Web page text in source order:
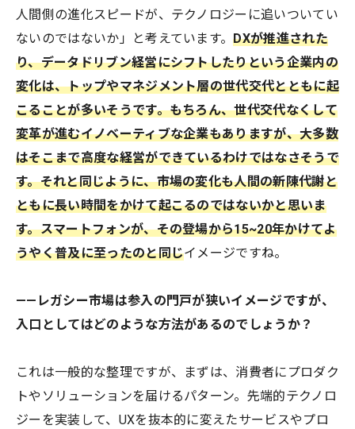
人間側の進化スピードが、テクノロジーに追いついてい
ないのではないか」と考えています。DXが推進された
り、データドリブン経営にシフトしたりという企業内の
変化は、トップやマネジメント層の世代交代とともに起
こることが多いそうです。もちろん、世代交代なくして
変革が進むイノベーティブな企業もありますが、大多数
はそこまで高度な経営ができているわけではなさそうで
す。それと同じように、市場の変化も人間の新陳代謝と
ともに長い時間をかけて起こるのではないかと思いま
す。スマートフォンが、その登場から15~20年かけてよ
うやく普及に至ったのと同じイメージですね。
——レガシー市場は参入の門戸が狭いイメージですが、
入口としてはどのような方法があるのでしょうか？
これは一般的な整理ですが、まずは、消費者にプロダク
トやソリューションを届けるパターン。先端的テクノロ
ジーを実装して、UXを抜本的に変えたサービスやプロ